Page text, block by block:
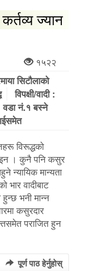
ज्यान
१५२२
सिटौलाको
विपक्षी/वादी :
वडा नं.१ बस्ने
विरूद्धको
। कुनै पनि कसुर
न्यायिक मान्यता
भार वादीबाट
हुन्छ भनी मान्न
कसुरदार
पराजित हुन
पूर्ण पाठ हेर्नुहोस्